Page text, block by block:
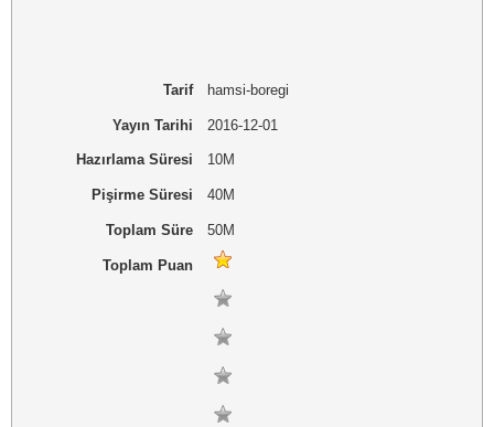
Tarif hamsi-boregi
Yayın Tarihi 2016-12-01
Hazırlama Süresi 10M
Pişirme Süresi 40M
Toplam Süre 50M
Toplam Puan